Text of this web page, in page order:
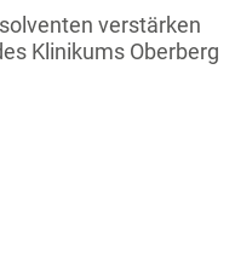
verstärken
Klinikums Oberberg